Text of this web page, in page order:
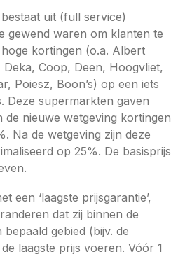
uit (full service)
gewend waren om klanten te
kortingen (o.a. Albert
Coop, Deen, Hoogvliet,
Poiesz, Boon’s) op een iets
Deze supermarkten gaven
de nieuwe wetgeving kortingen
Na de wetgeving zijn deze
op 25%. De basisprijs
een ‘laagste prijsgarantie’,
dat zij binnen de
gebied (bijv. de
laagste prijs voeren. Vóór 1